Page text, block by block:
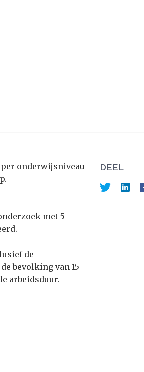
per onderwijsniveau
met 5
de
bevolking van 15
arbeidsduur.
DEEL